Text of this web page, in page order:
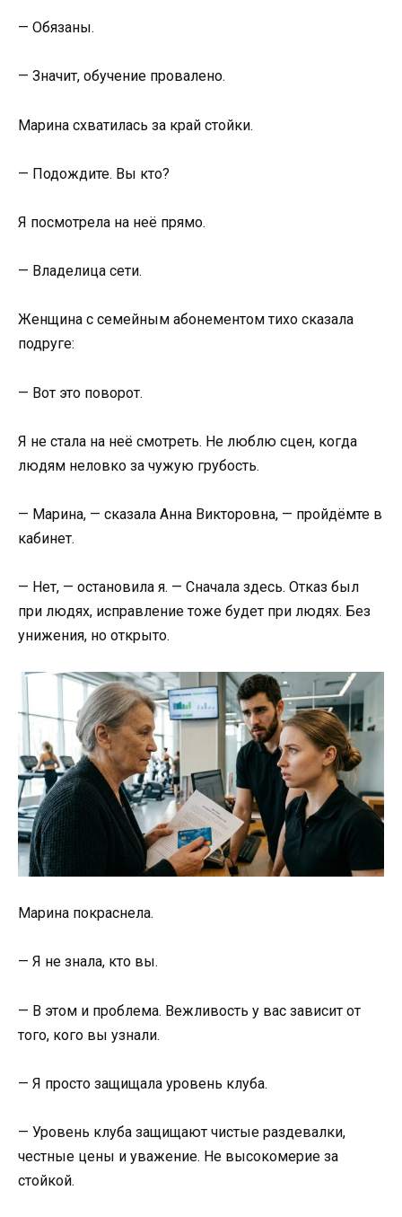
— Обязаны.
— Значит, обучение провалено.
Марина схватилась за край стойки.
— Подождите. Вы кто?
Я посмотрела на неё прямо.
— Владелица сети.
Женщина с семейным абонементом тихо сказала
подруге:
— Вот это поворот.
Я не стала на неё смотреть. Не люблю сцен, когда
людям неловко за чужую грубость.
— Марина, — сказала Анна Викторовна, — пройдёмте в
кабинет.
— Нет, — остановила я. — Сначала здесь. Отказ был
при людях, исправление тоже будет при людях. Без
унижения, но открыто.
Марина покраснела.
— Я не знала, кто вы.
— В этом и проблема. Вежливость у вас зависит от
того, кого вы узнали.
— Я просто защищала уровень клуба.
— Уровень клуба защищают чистые раздевалки,
честные цены и уважение. Не высокомерие за
стойкой.